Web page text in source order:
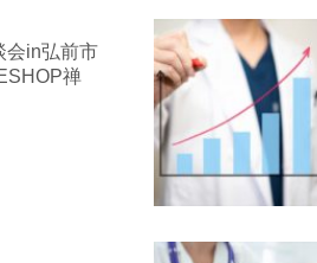
会in弘前市
禅